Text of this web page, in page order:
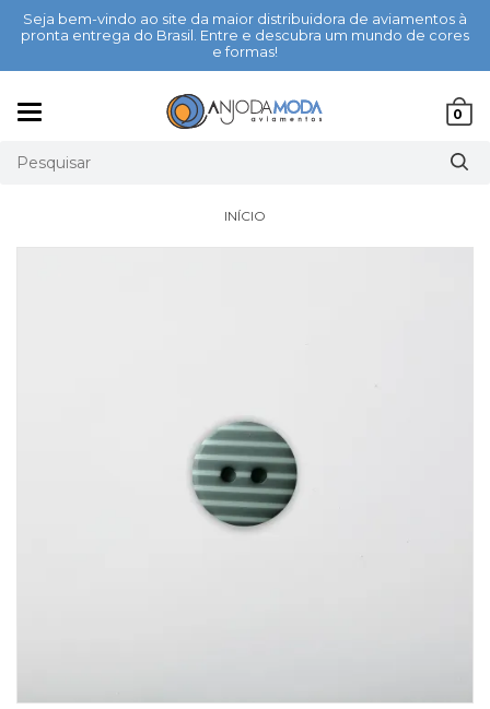
Seja bem-vindo ao site da maior distribuidora de aviamentos à
pronta entrega do Brasil. Entre e descubra um mundo de cores
e formas!
0
INÍCIO